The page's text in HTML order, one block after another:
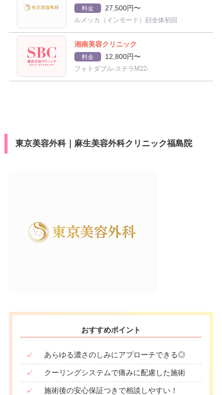
料金 27,500円〜
ルメッカ（インモード）顔全体初回
湘南美容クリニック
料金 12,800円〜
フォトダブル-ステラM22-
東京美容外科｜麻生美容外科クリニック福島院
おすすめポイント
✓ あらゆる濃さのしみにアプローチできる◎
✓ クーリングシステムで痛みに配慮した施術
✓ 施術後の安心保証つきで相談しやすい！